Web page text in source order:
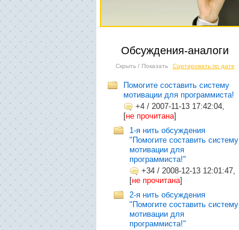
Обсуждения-аналоги
Скрыть / Показать Сортировать по дате
Помогите составить систему
мотивации для программиста!
+4 / 2007-11-13 17:42:04,
[не прочитана]
1-я нить обсуждения
"Помогите составить систему
мотивации для
программиста!"
+34 / 2008-12-13 12:01:47,
[не прочитана]
2-я нить обсуждения
"Помогите составить систему
мотивации для
программиста!"